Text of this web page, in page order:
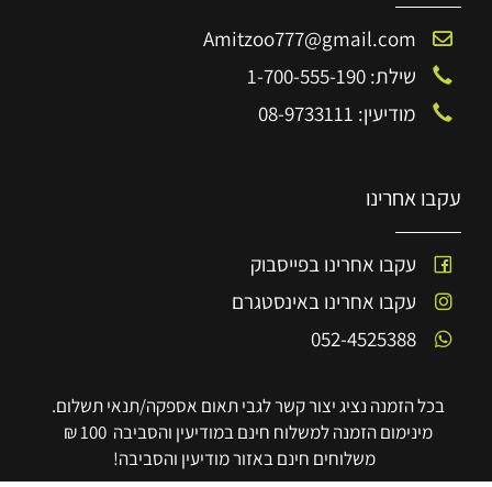
Amitzoo777@gmail.com
שילת: 1-700-555-190
מודיעין: 08-9733111
עקבו אחרינו
עקבו אחרינו בפייסבוק
עקבו אחרינו באינסטגרם
052-4525388
בכל הזמנה נציג יצור קשר לגבי תאום אספקה/תנאי תשלום.
מינימום הזמנה למשלוח חינם במודיעין והסביבה 100 ₪
משלוחים חינם באזור מודיעין והסביבה!